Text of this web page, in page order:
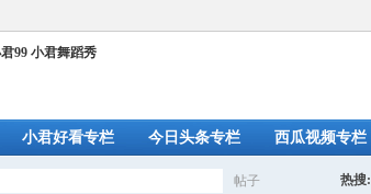
小君好看专栏 今日头条专栏 西瓜视频专栏
帖子 热搜: